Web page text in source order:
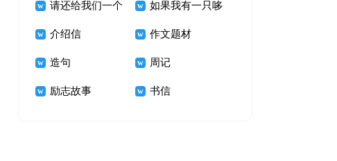
游记事作文700
字
请还给我们一个
美丽的家
如果我有一只哆
啦A梦
介绍信 作文题材
造句 周记
励志故事 书信